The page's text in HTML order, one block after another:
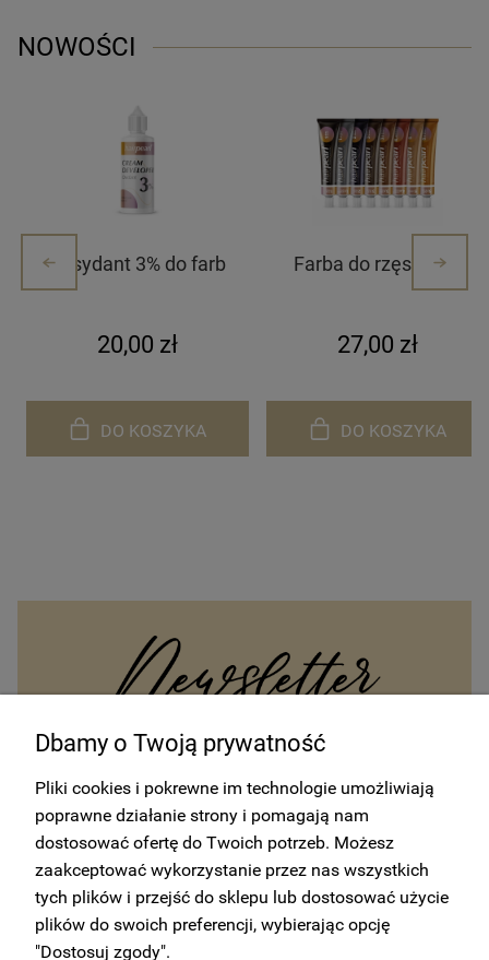
NOWOŚCI
Oksydant 3% do farb
20,00 zł
DO KOSZYKA
Farba do rzęs i brwi
Hairpearl
27,00 zł
DO KOSZYKA
wydarzeń oraz promocji sprzedaży i ofert. Zapisz się do
newslettera.
Zyskaj 10% rabatu na pierwsze
zamówienie!
Dbamy o Twoją prywatność
Pliki cookies i pokrewne im technologie umożliwiają
poprawne działanie strony i pomagają nam
dostosować ofertę do Twoich potrzeb. Możesz
zaakceptować wykorzystanie przez nas wszystkich
tych plików i przejść do sklepu lub dostosować użycie
plików do swoich preferencji, wybierając opcję
"Dostosuj zgody".